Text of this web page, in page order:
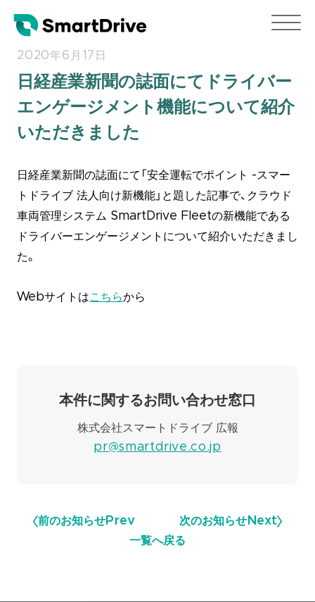
2020年6月17日
日経産業新聞の誌面にてドライバー
エンゲージメント機能について紹介
いただきました
日経産業新聞の誌面にて「安全運転でポイント -スマー
トドライブ 法人向け新機能」と題した記事で、クラウド
車両管理システム SmartDrive Fleetの新機能である
ドライバーエンゲージメントについて紹介いただきまし
た。
Webサイトはこちらから
本件に関するお問い合わせ窓口
株式会社スマートドライブ 広報
pr@smartdrive.co.jp
前のお知らせPrev 次のお知らせ Next
一覧へ戻る